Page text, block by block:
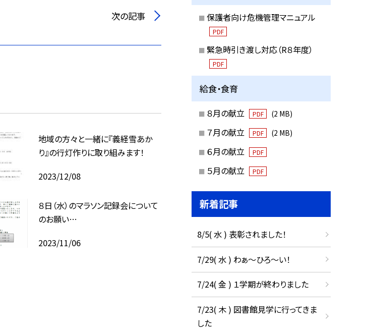
次の記事
地域の方々と一緒に『義経雪あか
り』の行灯作りに取り組みます！
2023/12/08
８日（水）のマラソン記録会について
のお願い…
2023/11/06
保護者向け危機管理マニュアル
PDF
緊急時引き渡し対応（R８年度）
PDF
給食・食育
８月の献立 PDF (2 MB)
７月の献立 PDF (2 MB)
６月の献立 PDF
５月の献立 PDF
新着記事
8/5( 水 ) 表彰されました！
7/29( 水 ) わぁ～ひろ～い！
7/24( 金 ) １学期が終わりました
7/23( 木 ) 図書館見学に行ってきま
した